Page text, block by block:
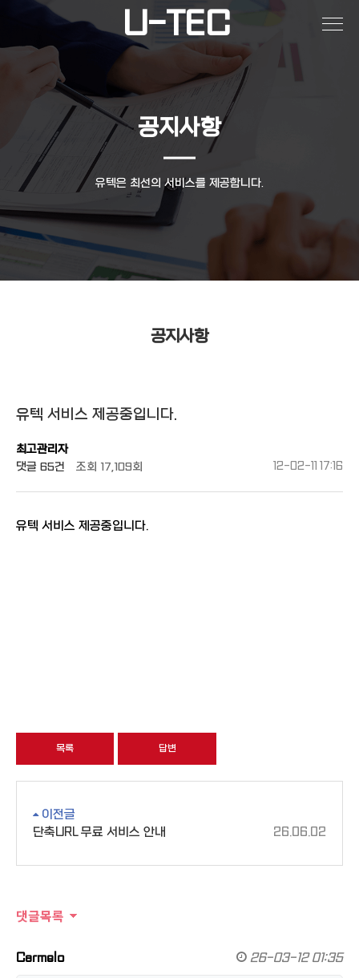
U-TEC
공지사항
유텍은 최선의 서비스를 제공합니다.
공지사항
유텍 서비스 제공중입니다.
최고관리자
댓글 65건 조회 17,109회 12-02-11 17:16
유텍 서비스 제공중입니다.
목록 답변
이전글
단축URL 무료 서비스 안내
26.06.02
댓글목록
Carmelo 26-03-12 01:35